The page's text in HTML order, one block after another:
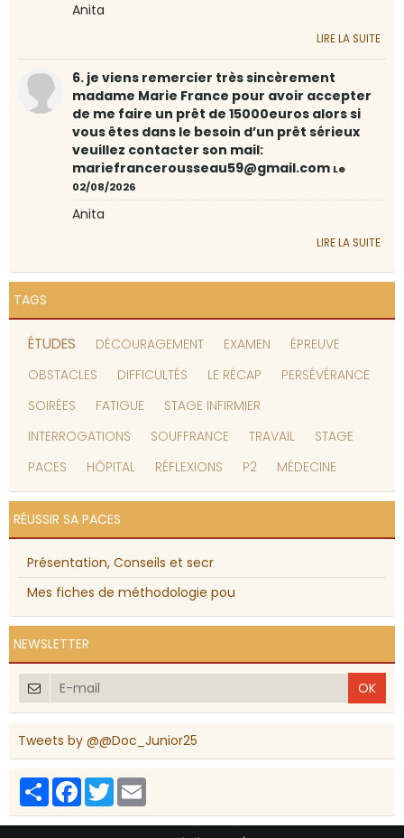
Anita
LIRE LA SUITE
6. je viens remercier très sincèrement
madame Marie France pour avoir accepter
de me faire un prêt de 15000euros alors si
vous êtes dans le besoin d’un prêt sérieux
veuillez contacter son mail:
mariefrancerousseau59@gmail.com Le
02/08/2026
Anita
LIRE LA SUITE
TAGS
ÉTUDES DÉCOURAGEMENT EXAMEN
ÉPREUVE
OBSTACLES
DIFFICULTÉS LE RÉCAP
PERSÉVÉRANCE
SOIRÉES
FATIGUE
STAGE INFIRMIER
INTERROGATIONS
SOUFFRANCE TRAVAIL
STAGE
PACES
HÔPITAL RÉFLEXIONS P2 MÉDECINE
RÉUSSIR SA PACES
Présentation, Conseils et secr
Mes fiches de méthodologie pou
NEWSLETTER
OK
Tweets by @@Doc_Junior25
PartagerFacebook
Twitter